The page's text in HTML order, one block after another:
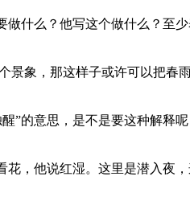
做什么？他写这个做什么？至
景象，那这样子或许可以把春
”的意思，是不是要这种解释
花，他说红湿。这里是潜入夜